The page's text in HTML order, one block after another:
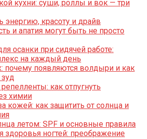
кухни: суши, роллы и вок — три
энергию, красоту и драйв
и апатия могут быть не просто
осанки при сидячей работе:
на каждый день
почему появляются волдыри и как
как отпугнуть
химии
кожей: как защитить от солнца и
летом: SPF и основные правила
здоровья ногтей: преображение